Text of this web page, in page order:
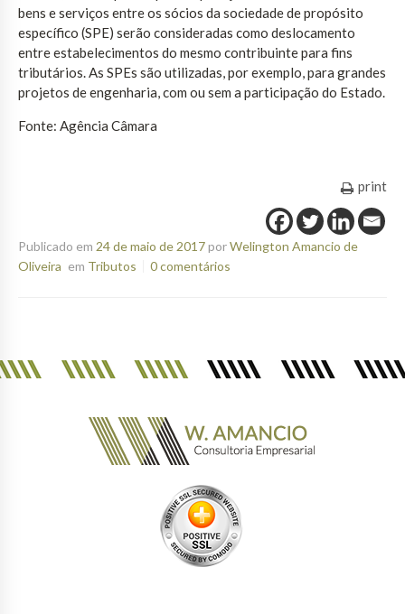
bens e serviços entre os sócios da sociedade de propósito
específico (SPE) serão consideradas como deslocamento
entre estabelecimentos do mesmo contribuinte para fins
tributários. As SPEs são utilizadas, por exemplo, para grandes
projetos de engenharia, com ou sem a participação do Estado.
Fonte: Agência Câmara
print
Publicado em 24 de maio de 2017porWelington Amancio de
Oliveira em Tributos 0 comentários